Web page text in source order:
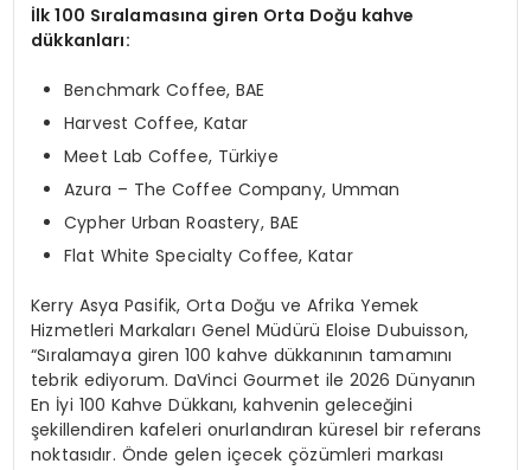
İlk 100 Sıralamasına giren Orta Doğu kahve
dükkanları:
Benchmark Coffee, BAE
Harvest Coffee, Katar
Meet Lab Coffee, Türkiye
Azura – The Coffee Company, Umman
Cypher Urban Roastery, BAE
Flat White Specialty Coffee, Katar
Kerry Asya Pasifik, Orta Doğu ve Afrika Yemek
Hizmetleri Markaları Genel Müdürü Eloise Dubuisson,
“Sıralamaya giren 100 kahve dükkanının tamamını
tebrik ediyorum. DaVinci Gourmet ile 2026 Dünyanın
En İyi 100 Kahve Dükkanı, kahvenin geleceğini
şekillendiren kafeleri onurlandıran küresel bir referans
noktasıdır. Önde gelen içecek çözümleri markası